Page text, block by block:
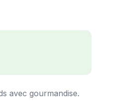
avec gourmandise.